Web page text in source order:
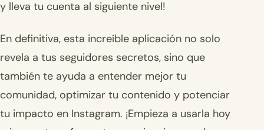
y lleva tu cuenta al siguiente nivel!
En definitiva, esta increíble aplicación no solo
revela a tus seguidores secretos, sino que
también te ayuda a entender mejor tu
comunidad, optimizar tu contenido y potenciar
tu impacto en Instagram. ¡Empieza a usarla hoy